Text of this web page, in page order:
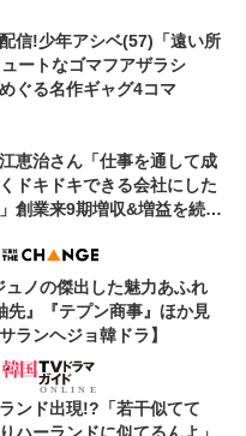
信!少年アシベ(57)「遠い所
ートなゴマフアザラシ
ぐる名作ギャグ4コマ
恵治さん「仕事を通して成
ドキドキできる会社にした
創業来9期増収&増益を続け
ノの傑出した魅力あふれ
先』『テプン商事』ほか見
ランヘジョ韓ドラ】
ンド出現!?「若干似てて